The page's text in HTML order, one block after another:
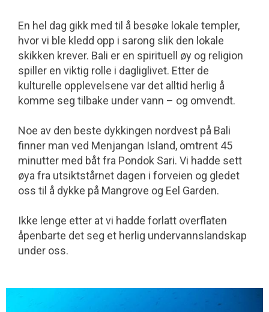
En hel dag gikk med til å besøke lokale templer,
hvor vi ble kledd opp i sarong slik den lokale
skikken krever. Bali er en spirituell øy og religion
spiller en viktig rolle i dagliglivet. Etter de
kulturelle opp­levelsene var det alltid herlig å
komme seg tilbake under vann – og omvendt.
Noe av den beste dykkingen nordvest på Bali
finner man ved Menjangan Island, omtrent 45
minutter med båt fra Pondok Sari. Vi hadde sett
øya fra utsiktstårnet dagen i forveien og gledet
oss til å dykke på Mangrove og Eel Garden.
Ikke lenge etter at vi hadde forlatt overflaten
åpenbarte det seg et herlig undervannslandskap
under oss.